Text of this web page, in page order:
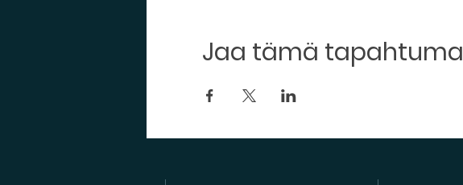
Jaa tämä tapahtuma